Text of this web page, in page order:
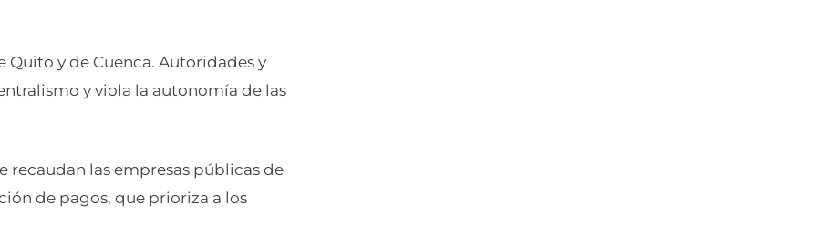
y de Cuenca. Autoridades y
y viola la autonomía de las
recaudan las empresas públicas de
de pagos, que prioriza a los